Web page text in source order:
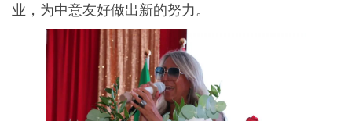
业，为中意友好做出新的努力。